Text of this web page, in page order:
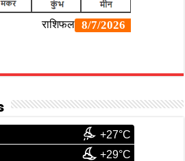
+27°C
+29°C